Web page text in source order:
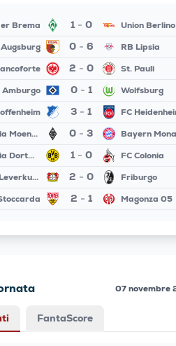
Brema 1- 0
Union Berlino
Augsburg
0- 6
RB Lipsia
2 - 0
St. Pauli
Amburgo
0- 1
Wolfsburg
3 - 1
FC
Borussia Moenchengladbach
0 - 3
Bayern
Borussia Dortmund
1- 0
FC Colonia
Bayer Leverkusen
2 - 0
Friburgo
2 - 1 Magonza 05
07 novembre
FantaScore